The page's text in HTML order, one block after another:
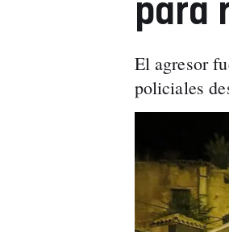
para
El agresor
policiales